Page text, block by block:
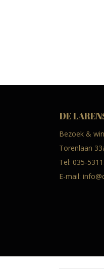
DE
Bezoek &
Torenlaan
Tel: 035-
E-mail: